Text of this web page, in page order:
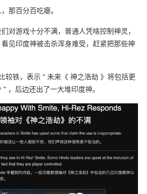
那百分百吃瘪。
对游戏十分不满，普通人凭啥控制神灵，
见印度神被击杀浑身难受，赶紧把那些神
较铁，表示 “ 未来《 神之浩劫 》将包括更
，后边还出了一大堆印度神。